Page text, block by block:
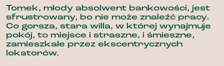
Tomek, młody absolwent bankowości, jest
sfrustrowany, bo nie może znaleźć pracy.
Co gorsza, stara willa, w której wynajmuje
pokój, to miejsce i straszne, i śmieszne,
zamieszkałe przez ekscentrycznych
lokatorów.